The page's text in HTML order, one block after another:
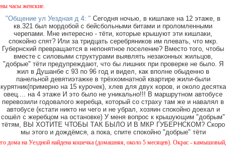
женские.
"Общение ул Уездная д 4: " Сегодня ночью, в кишлаке на 12 этаже, в
кв.321 был мордобой с бейсбольными битами и проломленными
черепами. Мне интересно - тёти, которые крышуют эти кишлаки,
спокойно спят? Или за тридцать серебряников им плевать, что мкр.
Губернский превращается в непонятное поселение? Вместо того, чтобы
вместе с силовыми структурами выявлять незаконных жильцов,
"добрые" тёти предупреждают, что бы лишних при проверке не было. Я
жил в Душанбе с 93 по 96 год и видел, как вполне обыденно в
панельной девятиэтажке в трёхкомнатной квартире жили-были
курятник(примерно на 15 курочек), хлев для двух коров, и около десятка
овец.... на 4 этаже И это было не уникально!!! В маршрутном автобусе
перевозили годовалого жеребца, который со страху там же и навалял в
автобусе (кстати никто ни чего и не убрал, хозяин спокойно доехал и
сошёл с жеребцом на остановке) У меня вопрос к крышующим "добрым"
тётям, ВЫ ХОТИТЕ ЧТОБЫ ТАК БЫЛО И В МКР ГУБЕРНСКОМ? Скоро
мы этого и дождёмся, а пока, спите спокойно "добрые" тёти
Уездной найдена кошечка (домашняя, около 5 месяцев). Окрас - камышовый, на